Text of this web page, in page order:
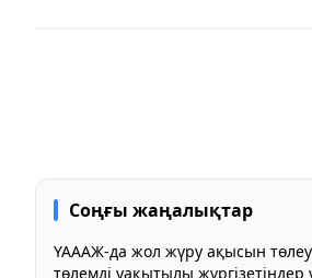
Соңғы жаңалықтар
ҮАААЖ-да жол жүру ақысын төлеу
төлемді уақытылы